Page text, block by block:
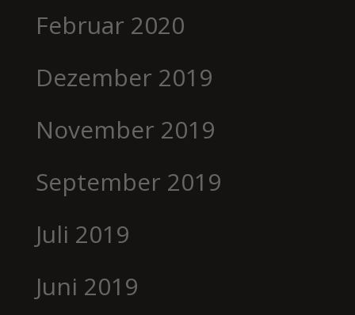
Februar 2020
Dezember 2019
November 2019
September 2019
Juli 2019
Juni 2019